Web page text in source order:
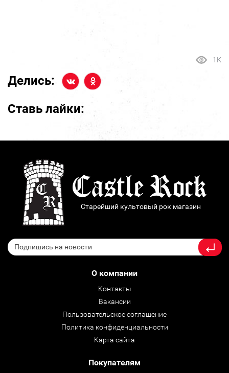
1K
Делись:
Ставь лайки:
Старейший культовый рок магазин
О компании
Контакты
Вакансии
Пользовательское соглашение
Политика конфиденциальности
Карта сайта
Покупателям